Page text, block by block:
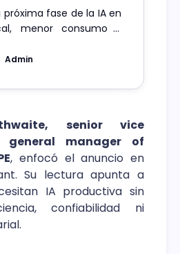
fase de la IA en
menor consumo y
Admin
senior vice
general manager of
, enfocó el anuncio en
Su lectura apunta a
IA productiva sin
confiabilidad ni